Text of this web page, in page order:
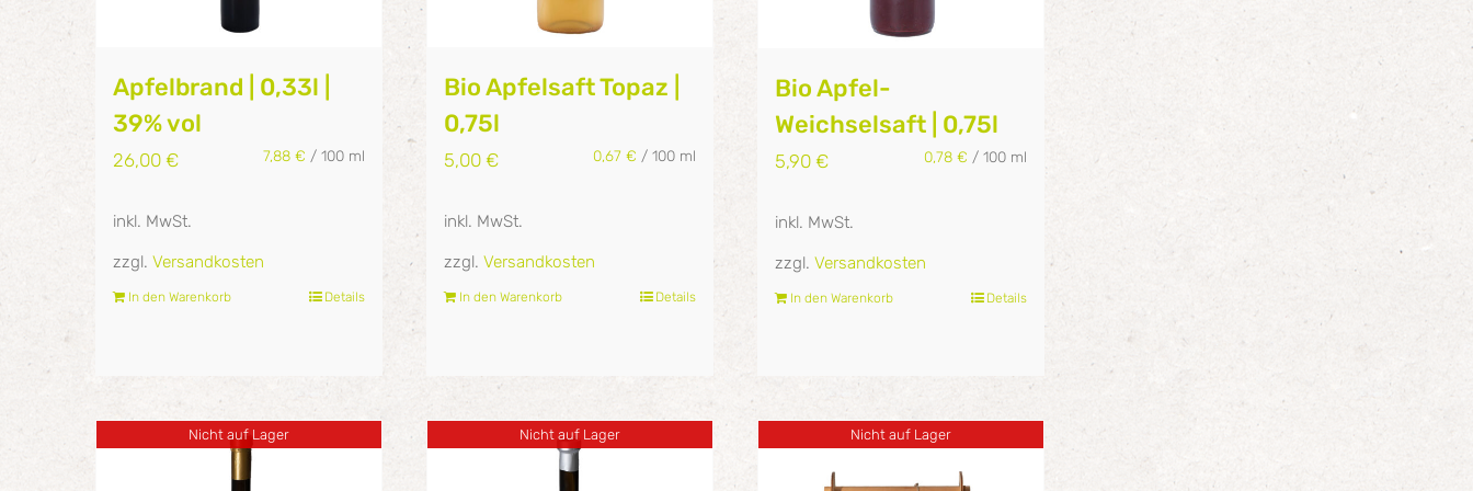
Apfelbrand | 0,33l |
39% vol
26,00 € 7,88 € / 100 ml
inkl. MwSt.
zzgl. Versandkosten
In den Warenkorb Details
Bio Apfelsaft Topaz |
0,75l
5,00 € 0,67 € / 100 ml
inkl. MwSt.
zzgl. Versandkosten
In den Warenkorb Details
Bio Apfel-
Weichselsaft | 0,75l
5,90 € 0,78 € / 100 ml
inkl. MwSt.
zzgl. Versandkosten
In den Warenkorb Details
Nicht auf Lager Nicht auf Lager Nicht auf Lager